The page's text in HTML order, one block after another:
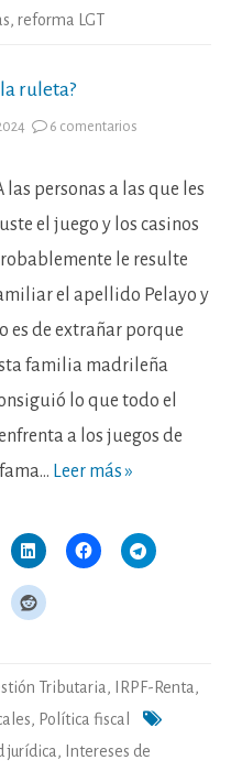
, reforma LGT
ruleta?
6 comentarios
a
ruleta?
las personas a las que les
el juego y los casinos
le resulte
el apellido Pelayo y
es de extrañar porque
familia madrileña
lo que todo el
a los juegos de
Leer más »
Tributaria , IRPF-Renta ,
, Política fiscal
jurídica , Intereses de